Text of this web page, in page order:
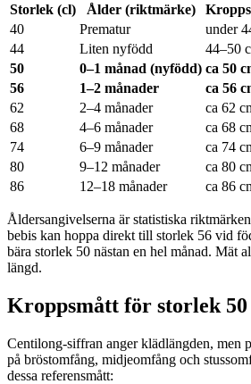
Storlek (cl) Ålder (riktmärke)
40
Prematur
under
44
Liten nyfödd
44–50
50
0–1 månad (nyfödd) ca 50
56
1–2 månader
ca 56
62
2–4 månader
ca 62
68
4–6 månader
ca 68
74
6–9 månader
ca 74
80
9–12 månader
ca 80
86
12–18 månader ca 86
Åldersangivelserna är statistiska
bebis kan hoppa direkt till storlek 56 vid
bära storlek 50 nästan en hel månad. Mät
längd.
Kroppsmått för storlek 50
Centilong-siffran anger klädlängden, men
på bröstomfång, midjeomfång och
dessa referensmått: